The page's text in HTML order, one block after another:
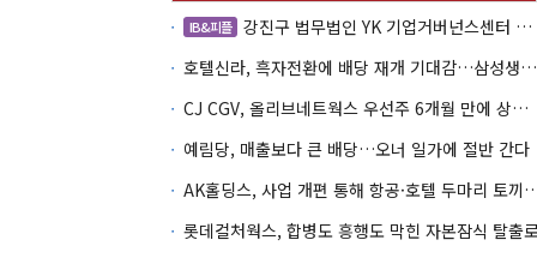
IB&피플
강진구 법무법인 YK 기업거버넌스센터 센터장
호텔신라, 흑자전환에 배당 재개 기대감…삼성생명도 웃을까
CJ CGV, 올리브네트웍스 우선주 6개월 만에 상환…왜?
예림당, 매출보다 큰 배당…오너 일가에 절반 간다
AK홀딩스, 사업 개편 통해
롯데컬처웍스, 합병도 흥행도 막힌 자본잠식 탈출